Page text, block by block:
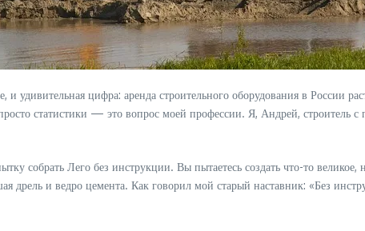
и удивительная цифра: аренда строительного оборудования в России
статистики — это вопрос моей профессии. Я, Андрей, строитель
собрать Лего без инструкции. Вы пытаетесь создать что-то великое,
дрель и ведро цемента. Как говорил мой старый наставник: «Без